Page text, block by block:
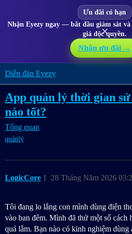
Ưu đãi có hạn
Nhận Eyezy ngay — bắt đầu giám sát
giá độc quyền.
Nhận ưu đãi →
✕
Diễn đàn Eyezy
App quản lý thời gian
nào tốt?
Tổng quan
quảnlý
LogicCore 28 Tháng Năm 2026
1
Tôi đang lo lắng con mình dùng điện
vào ban đêm. Mình đã thử một số cách
quả lắm. Bạn nào có kinh nghiệm